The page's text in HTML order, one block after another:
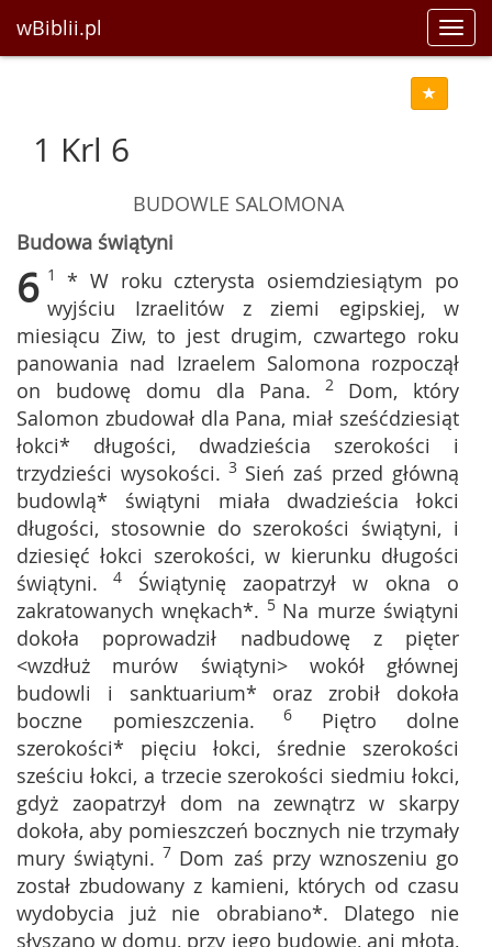
wBiblii.pl
1 Krl 6
BUDOWLE SALOMONA
Budowa świątyni
6 1 * W roku czterysta osiemdziesiątym po
wyjściu Izraelitów z ziemi egipskiej, w
miesiącu Ziw, to jest drugim, czwartego roku
panowania nad Izraelem Salomona rozpoczął
on budowę domu dla Pana. 2 Dom, który
Salomon zbudował dla Pana, miał sześćdziesiąt
łokci* długości, dwadzieścia szerokości i
trzydzieści wysokości. 3 Sień zaś przed główną
budowlą* świątyni miała dwadzieścia łokci
długości, stosownie do szerokości świątyni, i
dziesięć łokci szerokości, w kierunku długości
świątyni. 4 Świątynię zaopatrzył w okna o
zakratowanych wnękach*. 5 Na murze świątyni
dokoła poprowadził nadbudowę z pięter
<wzdłuż murów świątyni> wokół głównej
budowli i sanktuarium* oraz zrobił dokoła
boczne pomieszczenia. 6 Piętro dolne
szerokości* pięciu łokci, średnie szerokości
sześciu łokci, a trzecie szerokości siedmiu łokci,
gdyż zaopatrzył dom na zewnątrz w skarpy
dokoła, aby pomieszczeń bocznych nie trzymały
mury świątyni. 7 Dom zaś przy wznoszeniu go
został zbudowany z kamieni, których od czasu
wydobycia już nie obrabiano*. Dlatego nie
słyszano w domu, przy jego budowie, ani młota,